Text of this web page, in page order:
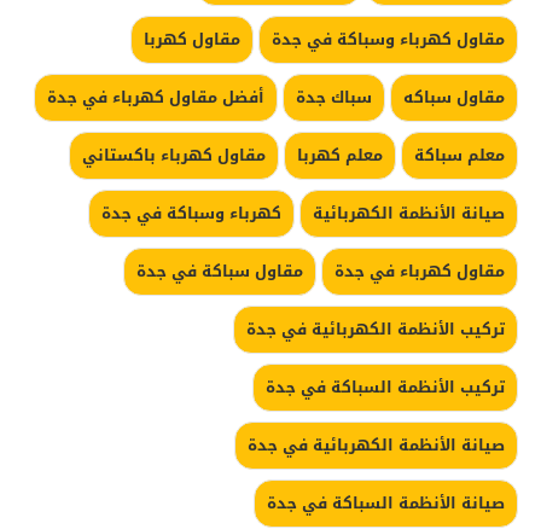
مقاول كهرباء وسباكة في جدة
مقاول كهربا
مقاول سباكه
سباك جدة
أفضل مقاول كهرباء في جدة
معلم سباكة
معلم كهربا
مقاول كهرباء باكستاني
صيانة الأنظمة الكهربائية
كهرباء وسباكة في جدة
مقاول كهرباء في جدة
مقاول سباكة في جدة
تركيب الأنظمة الكهربائية في جدة
تركيب الأنظمة السباكة في جدة
صيانة الأنظمة الكهربائية في جدة
صيانة الأنظمة السباكة في جدة